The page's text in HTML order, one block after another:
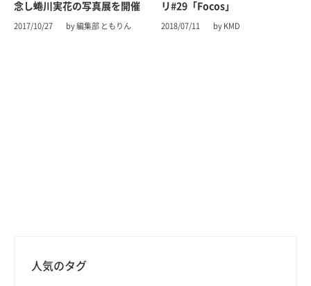
念し蜷川実花の写真展を開催
2017/10/27 by 編集部 ともりん
リ#29「Focos」
2018/07/11 by KMD
人気のタグ